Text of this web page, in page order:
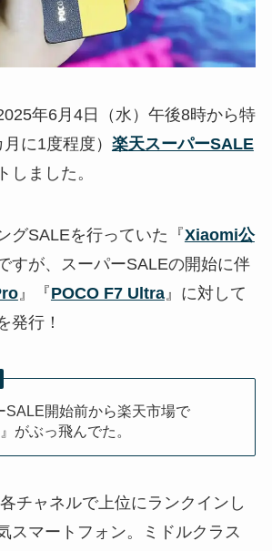
年6月4日（水）午後8時から特
に1度程度） 楽天スーパーSALE
しました。
グSALEを行っていた『Xiaomi公
すが、スーパーSALEの開始に伴
』『POCO F7 Ultra』に対して
発行！
SALE開始前から楽天市場で
がぶっ飛んでた。
チャネルで上位にランクインし
スマートフォン。ミドルクラス